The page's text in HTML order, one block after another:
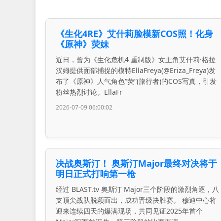
《生化4RE》艾什莉脸模新COS照！化身
《原神》荧妹
近日，曾为《生化危机4 重制版》女主角艾什莉·格拉
汉姆提供面部捕捉的模特EllaFreya(@Eriza_Freya)发
布了《原神》人气角色“荧”(旅行者)的COS写真，引发
粉丝热烈讨论。EllaFr
2026-07-09 06:00:02
决战奥斯汀！ 奥斯汀Major最终对决将于
明日正式打响第一枪
经过 BLAST.tv 奥斯汀 Major三个阶段的激烈角逐，八
支顶尖战队脱颖而出，成功晋级决胜赛。 穆迪中心将
迎来连续四天的爆满现场，共同见证2025年首个